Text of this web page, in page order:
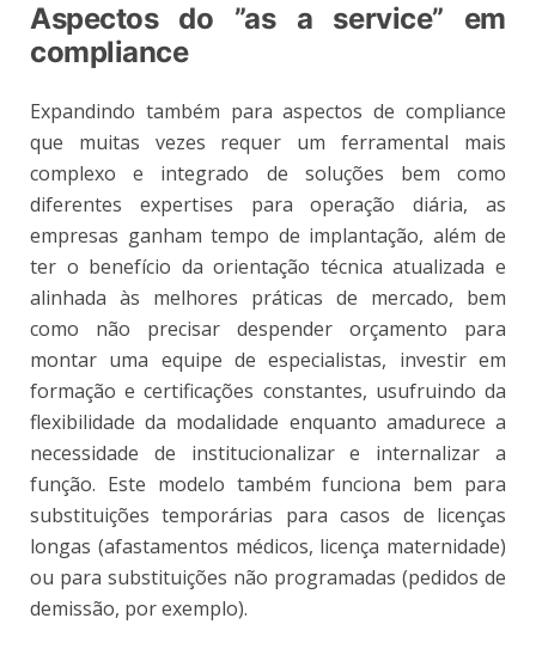
Aspectos do ”as a service” em
compliance
Expandindo também para aspectos de compliance
que muitas vezes requer um ferramental mais
complexo e integrado de soluções bem como
diferentes expertises para operação diária, as
empresas ganham tempo de implantação, além de
ter o benefício da orientação técnica atualizada e
alinhada às melhores práticas de mercado, bem
como não precisar despender orçamento para
montar uma equipe de especialistas, investir em
formação e certificações constantes, usufruindo da
flexibilidade da modalidade enquanto amadurece a
necessidade de institucionalizar e internalizar a
função. Este modelo também funciona bem para
substituições temporárias para casos de licenças
longas (afastamentos médicos, licença maternidade)
ou para substituições não programadas (pedidos de
demissão, por exemplo).